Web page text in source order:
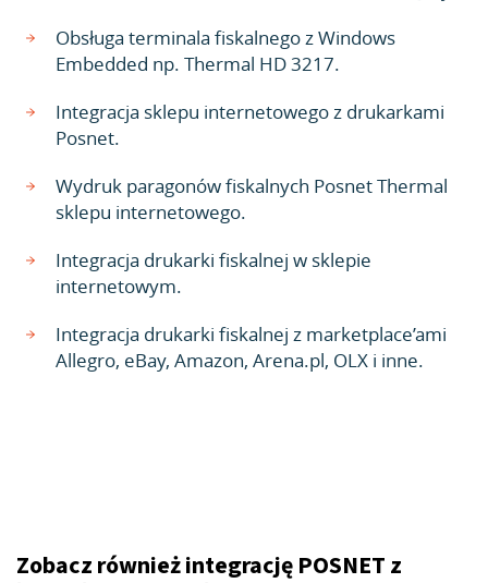
Obsługa terminala fiskalnego z Windows
Embedded np. Thermal HD 3217.
Integracja sklepu internetowego z drukarkami
Posnet.
Wydruk paragonów fiskalnych Posnet Thermal
sklepu internetowego.
Integracja drukarki fiskalnej w sklepie
internetowym.
Integracja drukarki fiskalnej z marketplace’ami
Allegro, eBay, Amazon, Arena.pl, OLX i inne.
Zobacz również integrację POSNET z